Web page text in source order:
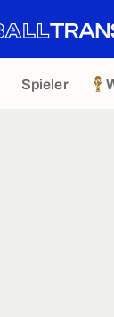
Spieler